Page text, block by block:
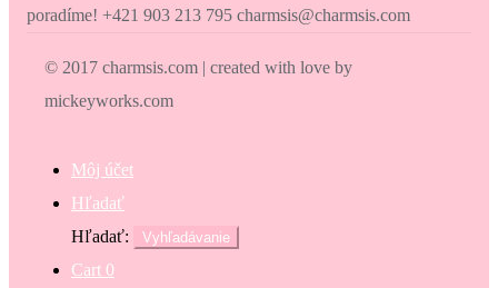
poradíme! +421 903 213 795 charmsis@charmsis.com
© 2017 charmsis.com | created with love by
mickeyworks.com
Môj účet
Hľadať
Hľadať:
Vyhľadávanie
Cart 0